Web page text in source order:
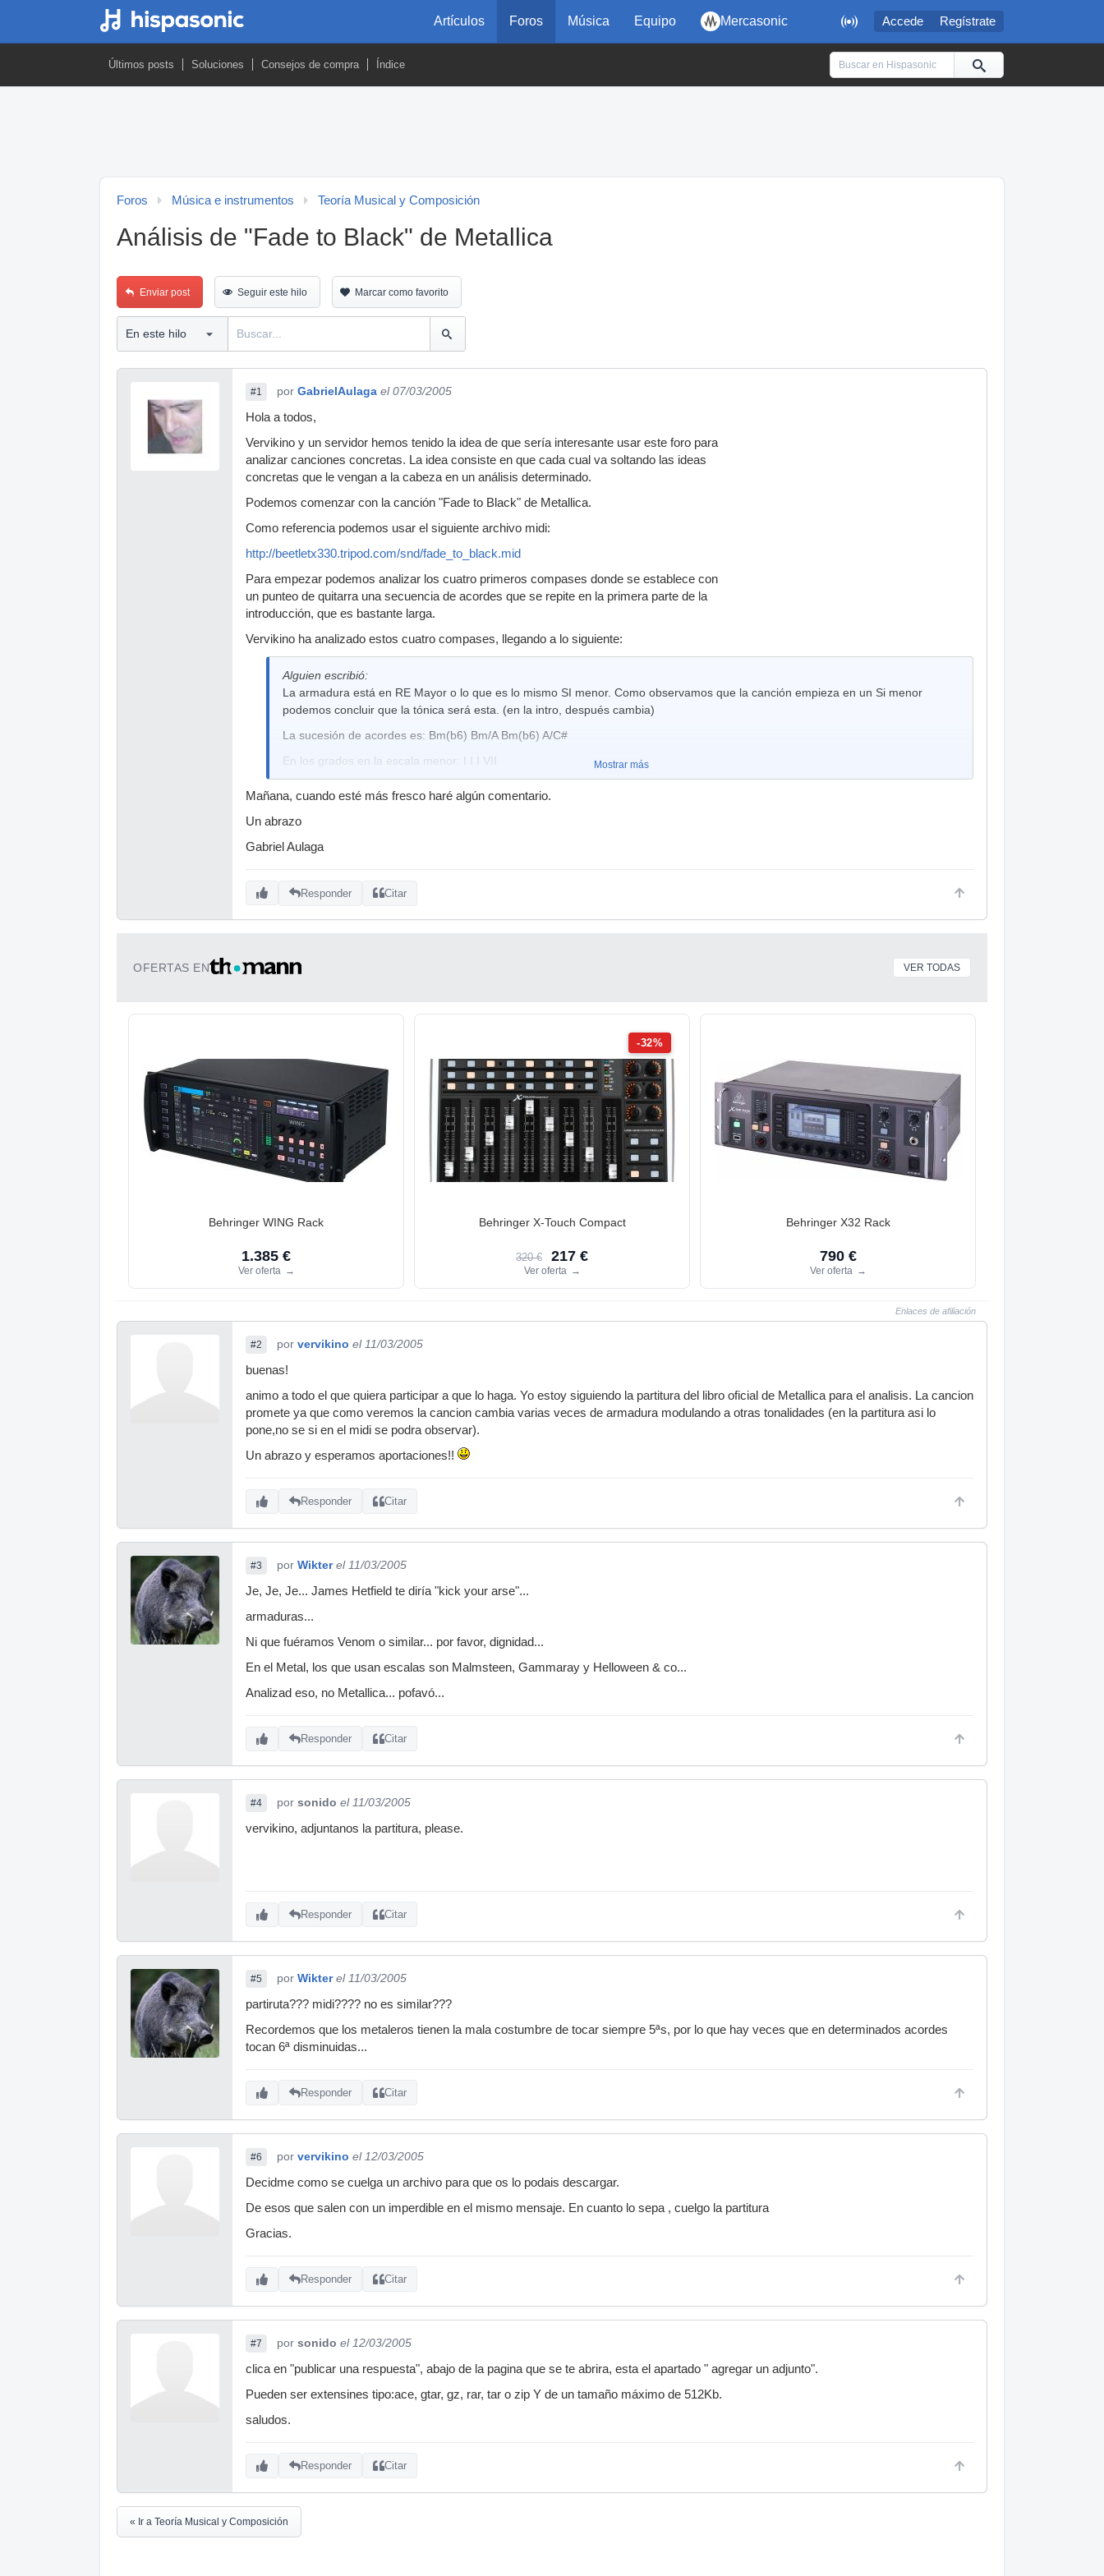
 Accede Regístrate
Artículos Foros Música Equipo Mercasonic
Últimos posts Soluciones Consejos de compra Índice
Foros Música e instrumentos Teoría Musical y Composición
Análisis de "Fade to Black" de Metallica
Enviar post Seguir este hilo Marcar como favorito
#1 por GabrielAulaga el 07/03/2005
Hola a todos,
Vervikino y un servidor hemos tenido la idea de que sería interesante usar este foro para
analizar canciones concretas. La idea consiste en que cada cual va soltando las ideas
concretas que le vengan a la cabeza en un análisis determinado.
Podemos comenzar con la canción "Fade to Black" de Metallica.
Como referencia podemos usar el siguiente archivo midi:
http://beetletx330.tripod.com/snd/fade_to_black.mid
Para empezar podemos analizar los cuatro primeros compases donde se establece con
un punteo de quitarra una secuencia de acordes que se repite en la primera parte de la
introducción, que es bastante larga.
Vervikino ha analizado estos cuatro compases, llegando a lo siguiente:
Alguien escribió:
La armadura está en RE Mayor o lo que es lo mismo SI menor. Como observamos que la canción empieza en un Si menor
podemos concluir que la tónica será esta. (en la intro, después cambia)
La sucesión de acordes es: Bm(b6) Bm/A Bm(b6) A/C#
En los grados en la escala menor: I I I VII
enel bajo La (la sensible de Si) y que el LA (mayor) tiene en el bajo Do#. (La tercera de La (una inversión?)
Nota: que es (b6)? Bemol sexta?? Y que significa? He visto que en el arpegio que realiza toca las notas: si fa# sol si fa# re fa#. La
triada de Bm es: si re fa# y supongo que el (b6) se refiere a que el sol es la 6 bemol?? Aunque ese intervalo siempre lo he
Mostrar más
Mañana, cuando esté más fresco haré algún comentario.
Un abrazo
Gabriel Aulaga
Responder Citar
OFERTAS EN VER TODAS
Behringer WING Rack
1.385 €
Ver oferta →
-32%
Behringer X-Touch Compact
320 € 217 €
Ver oferta →
Behringer X32 Rack
790 €
Ver oferta →
Enlaces de afiliación
#2 por vervikino el 11/03/2005
buenas!
animo a todo el que quiera participar a que lo haga. Yo estoy siguiendo la partitura del libro oficial de Metallica para el analisis. La cancion
promete ya que como veremos la cancion cambia varias veces de armadura modulando a otras tonalidades (en la partitura asi lo
pone,no se si en el midi se podra observar).
Un abrazo y esperamos aportaciones!!
Responder Citar
#3 por Wikter el 11/03/2005
Je, Je, Je... James Hetfield te diría "kick your arse"...
armaduras...
Ni que fuéramos Venom o similar... por favor, dignidad...
En el Metal, los que usan escalas son Malmsteen, Gammaray y Helloween & co...
Analizad eso, no Metallica... pofavó...
Responder Citar
#4 por sonido el 11/03/2005
vervikino, adjuntanos la partitura, please.
Responder Citar
#5 por Wikter el 11/03/2005
partiruta??? midi???? no es similar???
Recordemos que los metaleros tienen la mala costumbre de tocar siempre 5ªs, por lo que hay veces que en determinados acordes
tocan 6ª disminuidas...
Responder Citar
#6 por vervikino el 12/03/2005
Decidme como se cuelga un archivo para que os lo podais descargar.
De esos que salen con un imperdible en el mismo mensaje. En cuanto lo sepa , cuelgo la partitura
Gracias.
Responder Citar
#7 por sonido el 12/03/2005
clica en "publicar una respuesta", abajo de la pagina que se te abrira, esta el apartado " agregar un adjunto".
Pueden ser extensines tipo:ace, gtar, gz, rar, tar o zip Y de un tamaño máximo de 512Kb.
saludos.
Responder Citar
« Ir a Teoría Musical y Composición